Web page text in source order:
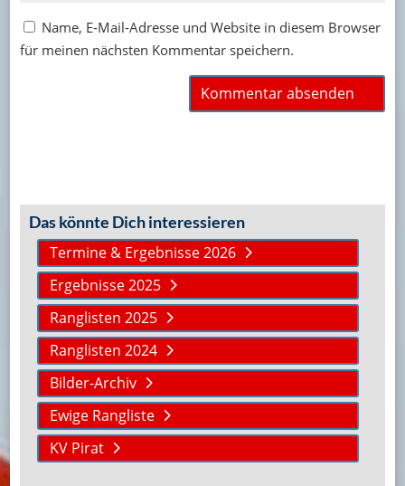
Name, E-Mail-Adresse und Website in diesem Browser
für meinen nächsten Kommentar speichern.
Das könnte Dich interessieren
Termine & Ergebnisse 2026
Ergebnisse 2025
Ranglisten 2025
Ranglisten 2024
Bilder-Archiv
Ewige Rangliste
KV Pirat